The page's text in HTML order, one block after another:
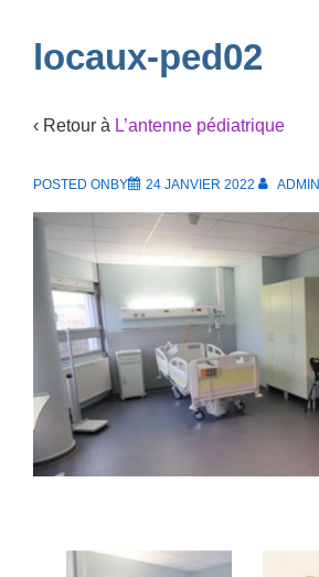
locaux-ped02
‹ Retour à L’antenne pédiatrique
POSTED ONBY 24 JANVIER 2022 ADMIN